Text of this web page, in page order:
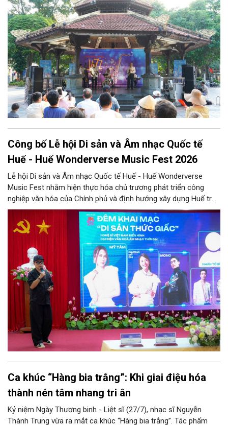
khẳng định vai trò của nghệ thuật trong việc kiến tạo không
gian văn hóa cộng đồng và lan tỏa những giá trị bền vững của
thành phố.
Công bố Lễ hội Di sản và Âm nhạc Quốc tế
Huế - Huế Wonderverse Music Fest 2026
Lễ hội Di sản và Âm nhạc Quốc tế Huế - Huế Wonderverse
Music Fest nhằm hiện thực hóa chủ trương phát triển công
nghiệp văn hóa của Chính phủ và định hướng xây dựng Huế trở
thành Thành phố Festival đặc trưng của Việt Nam.
Ca khúc “Hàng bia trắng”: Khi giai điệu hóa
thành nén tâm nhang tri ân
Kỷ niệm Ngày Thương binh - Liệt sĩ (27/7), nhạc sĩ Nguyễn
Thành Trung vừa ra mắt ca khúc “Hàng bia trắng”. Tác phẩm